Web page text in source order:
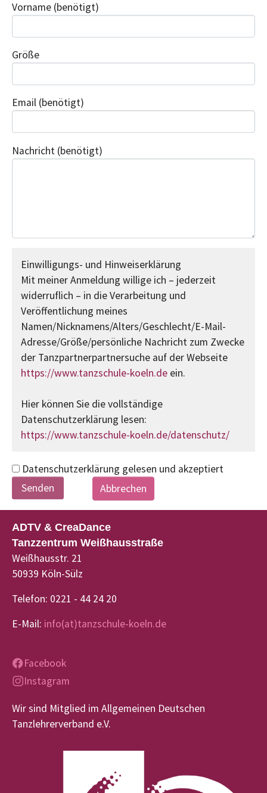
Vorname (benötigt)
Größe
Email (benötigt)
Nachricht (benötigt)
Einwilligungs- und Hinweiserklärung
Mit meiner Anmeldung willige ich – jederzeit
widerruflich – in die Verarbeitung und
Veröffentlichung meines
Namen/Nicknamens/Alters/Geschlecht/E-Mail-
Adresse/Größe/persönliche Nachricht zum Zwecke
der Tanzpartnerpartnersuche auf der Webseite
https://www.tanzschule-koeln.de ein.
Hier können Sie die vollständige
Datenschutzerklärung lesen:
https://www.tanzschule-koeln.de/datenschutz/
Datenschutzerklärung gelesen und akzeptiert
Abbrechen
ADTV & CreaDance
Tanzzentrum Weißhausstraße
Weißhausstr. 21
50939 Köln-Sülz
Telefon: 0221 - 44 24 20
E-Mail: info(at)tanzschule-koeln.de
Facebook
Instagram
Wir sind Mitglied im Allgemeinen Deutschen
Tanzlehrerverband e.V.